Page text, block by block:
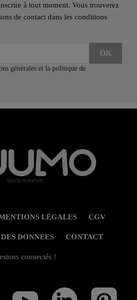
à tout moment. Vous trouverez
de contact dans les conditions
générales et la politique de
LÉGALES CGV
DONNEES CONTACT
connectés !